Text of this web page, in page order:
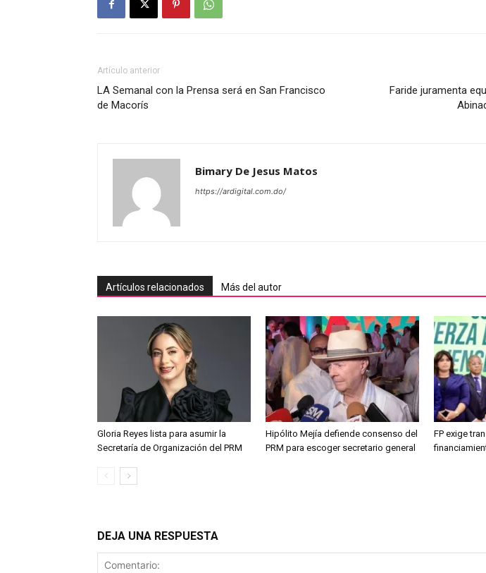
Artículo anterior
LA Semanal con la Prensa será en San Francisco
de Macorís
Faride juramenta
Bimary De Jesus Matos
https://ardigital.com.do/
Artículos relacionados Más del autor
Gloria Reyes lista para asumir la
Secretaría de Organización del PRM
Hipólito Mejía defiende consenso del
PRM para escoger secretario general
FP exige
DEJA UNA RESPUESTA